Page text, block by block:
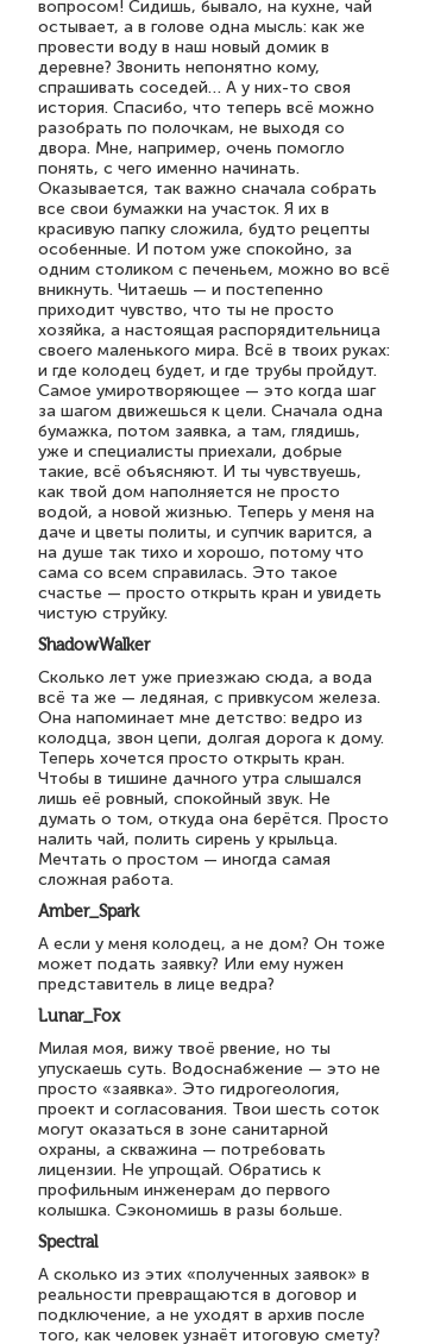
вопросом! Сидишь, бывало, на кухне, чай
остывает, а в голове одна мысль: как же
провести воду в наш новый домик в
деревне? Звонить непонятно кому,
спрашивать соседей… А у них-то своя
история. Спасибо, что теперь всё можно
разобрать по полочкам, не выходя со
двора. Мне, например, очень помогло
понять, с чего именно начинать.
Оказывается, так важно сначала собрать
все свои бумажки на участок. Я их в
красивую папку сложила, будто рецепты
особенные. И потом уже спокойно, за
одним столиком с печеньем, можно во всё
вникнуть. Читаешь — и постепенно
приходит чувство, что ты не просто
хозяйка, а настоящая распорядительница
своего маленького мира. Всё в твоих руках:
и где колодец будет, и где трубы пройдут.
Самое умиротворяющее — это когда шаг
за шагом движешься к цели. Сначала одна
бумажка, потом заявка, а там, глядишь,
уже и специалисты приехали, добрые
такие, всё объясняют. И ты чувствуешь,
как твой дом наполняется не просто
водой, а новой жизнью. Теперь у меня на
даче и цветы политы, и супчик варится, а
на душе так тихо и хорошо, потому что
сама со всем справилась. Это такое
счастье — просто открыть кран и увидеть
чистую струйку.
ShadowWalker
Сколько лет уже приезжаю сюда, а вода
всё та же — ледяная, с привкусом железа.
Она напоминает мне детство: ведро из
колодца, звон цепи, долгая дорога к дому.
Теперь хочется просто открыть кран.
Чтобы в тишине дачного утра слышался
лишь её ровный, спокойный звук. Не
думать о том, откуда она берётся. Просто
налить чай, полить сирень у крыльца.
Мечтать о простом — иногда самая
сложная работа.
Amber_Spark
А если у меня колодец, а не дом? Он тоже
может подать заявку? Или ему нужен
представитель в лице ведра?
Lunar_Fox
Милая моя, вижу твоё рвение, но ты
упускаешь суть. Водоснабжение — это не
просто «заявка». Это гидрогеология,
проект и согласования. Твои шесть соток
могут оказаться в зоне санитарной
охраны, а скважина — потребовать
лицензии. Не упрощай. Обратись к
профильным инженерам до первого
колышка. Сэкономишь в разы больше.
Spectral
А сколько из этих «полученных заявок» в
реальности превращаются в договор и
подключение, а не уходят в архив после
того, как человек узнаёт итоговую смету?